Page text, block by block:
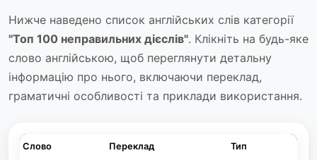
Нижче наведено список англійських слів категорії
"Топ 100 неправильних дієслів". Клікніть на будь-яке
слово англійською, щоб переглянути детальну
інформацію про нього, включаючи переклад,
граматичні особливості та приклади використання.
Слово Переклад Тип